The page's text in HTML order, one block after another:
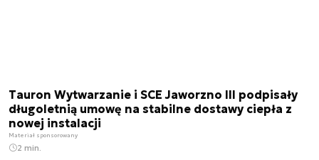
Tauron Wytwarzanie i SCE Jaworzno III podpisały
długoletnią umowę na stabilne dostawy ciepła z
nowej instalacji
Materiał sponsorowany
2 min.